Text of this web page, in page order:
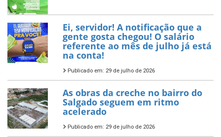
Ei, servidor! A notificação que a
gente gosta chegou! O salário
referente ao mês de julho já está
na conta!
Publicado em: 29 de julho de 2026
As obras da creche no bairro do
Salgado seguem em ritmo
acelerado
Publicado em: 29 de julho de 2026